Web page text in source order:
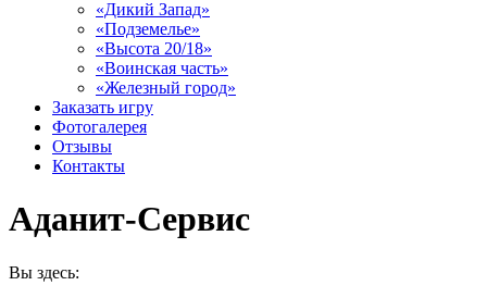
«Дикий Запад»
«Подземелье»
«Высота 20/18»
«Воинская часть»
«Железный город»
Заказать игру
Фотогалерея
Отзывы
Контакты
Аданит-Сервис
Вы здесь: